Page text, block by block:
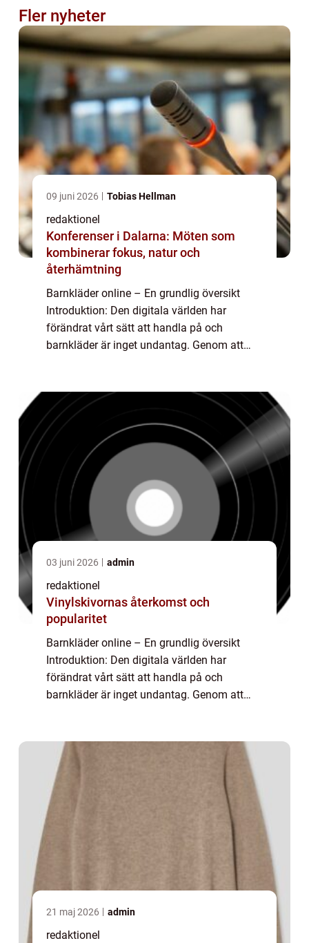
Fler nyheter
09 juni 2026 Tobias Hellman
redaktionel
Konferenser i Dalarna: Möten som
kombinerar fokus, natur och
återhämtning
Barnkläder online – En grundlig översikt
Introduktion: Den digitala världen har
förändrat vårt sätt att handla på och
barnkläder är inget undantag. Genom att
03 juni 2026 admin
redaktionel
Vinylskivornas återkomst och
popularitet
Barnkläder online – En grundlig översikt
Introduktion: Den digitala världen har
förändrat vårt sätt att handla på och
barnkläder är inget undantag. Genom att
21 maj 2026 admin
redaktionel